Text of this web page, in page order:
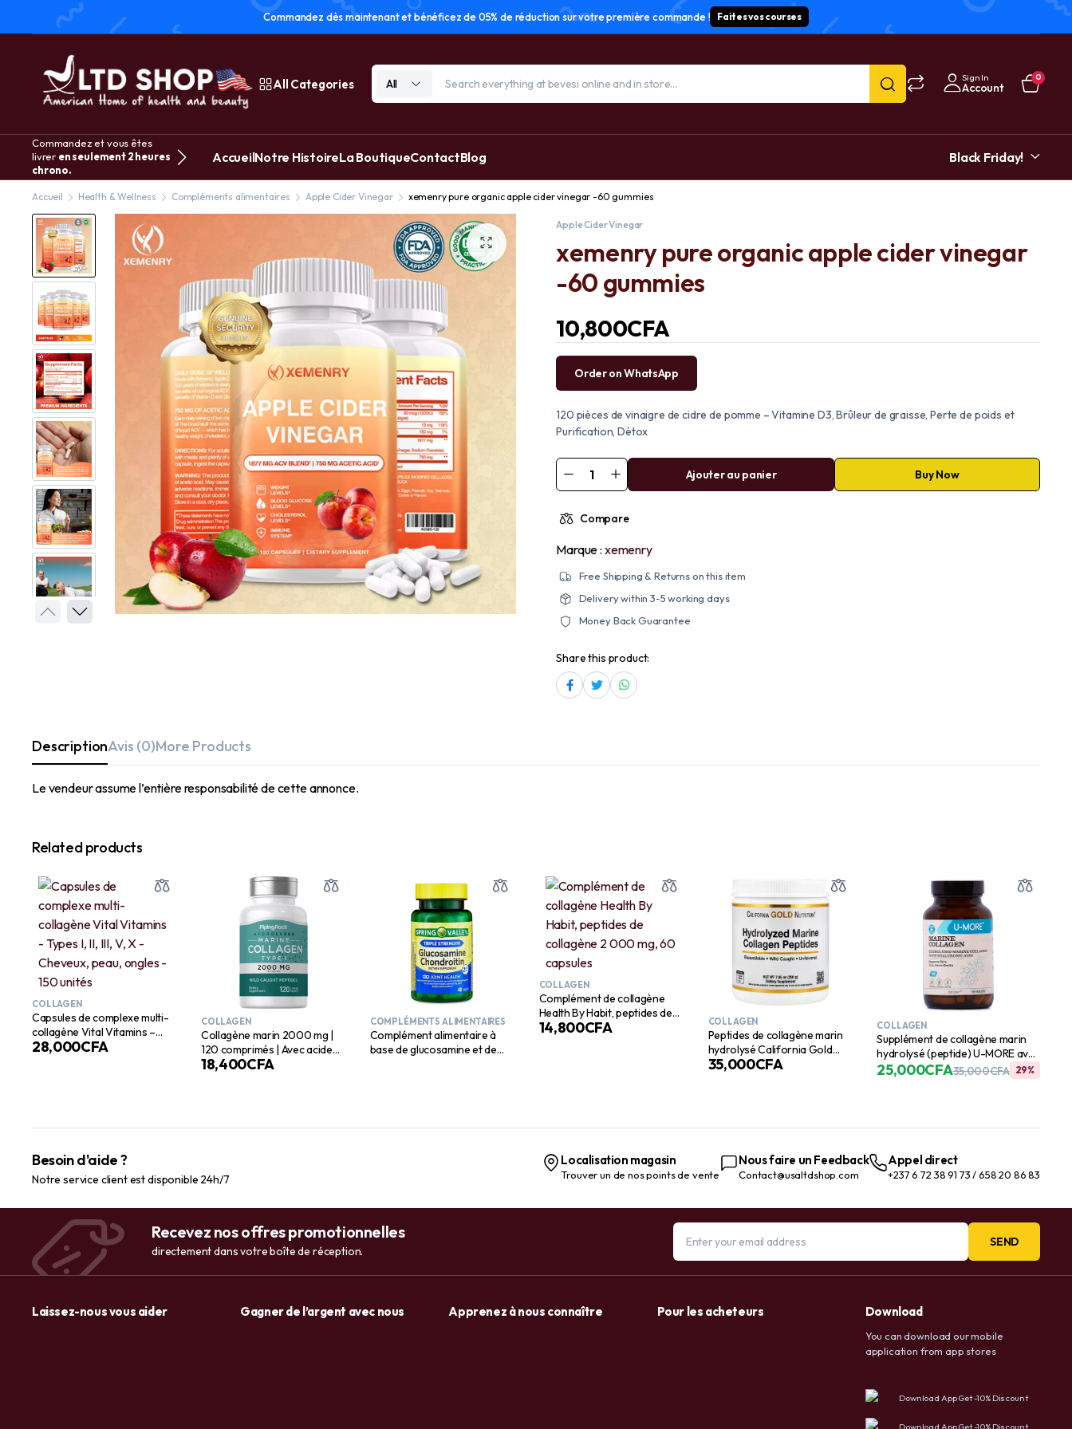
Commandez dès maintenant et bénéficez de 05% de réduction sur votre première commande ! Faites vos courses
All Categories All Sign In
Account
0
Commandez et vous êtes
livrer en seulement 2 heures
chrono.
AccueilNotre HistoireLa BoutiqueContactBlog Black Friday!
Accueil Health & Wellness Compléments alimentaires Apple Cider Vinegar xemenry pure organic apple cider vinegar -60 gummies
Apple Cider Vinegar
xemenry pure organic apple cider vinegar
-60 gummies
10,800CFA
Order on WhatsApp
120 pièces de vinaigre de cidre de pomme – Vitamine D3, Brûleur de graisse, Perte de poids et
Purification, Détox
Ajouter au panier Buy Now
Compare
Marque : xemenry
Free Shipping & Returns on this item
Delivery within 3-5 working days
Money Back Guarantee
Share this product:
DescriptionAvis (0)More Products
Le vendeur assume l’entière responsabilité de cette annonce.
Related products
COLLAGEN
Capsules de complexe multi-
collagène Vital Vitamins –
Types I, II, III, V, X – Cheveux,
28,000CFA
COLLAGEN
Collagène marin 2000 mg |
120 comprimés | Avec acide
hyaluronique et vitamine C |
18,400CFA
COMPLÉMENTS ALIMENTAIRES
Complément alimentaire à
base de glucosamine et de
COLLAGEN
Complément de collagène
Health By Habit, peptides de
collagène 2 000 mg, 60
14,800CFA COLLAGEN
Peptides de collagène marin
hydrolysé California Gold
Nutrition, sans saveur, 200 g
35,000CFA
COLLAGEN
Supplément de collagène marin
hydrolysé (peptide) U-MORE avec
biotine, vitamine C, acide
hyaluronique, glutathion, sélénium
articulations – 60 comprimés
35,000CFA
25,000CFA 29%
Besoin d'aide ?
Notre service client est disponible 24h/7
Localisation magasin
Trouver un de nos points de vente
Nous faire un Feedback
Contact@usaltdshop.com
Appel direct
+237 6 72 38 91 73 / 658 20 86 83
Recevez nos offres promotionnelles
directement dans votre boîte de réception.
SEND
Laissez-nous vous aider Gagner de l’argent avec nous Apprenez à nous connaître Pour les acheteurs Download
You can download our mobile
application from app stores
Download App Get -10% Discount
Download App Get -10% Discount